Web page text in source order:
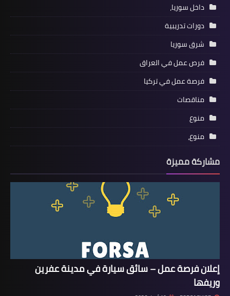
داخل سوريا،
دورات تدريبية
شرق سوريا
فرص عمل في العراق
فرصة عمل في تركيا
مناقصات
منوع
منوع،
مشاركة مميزة
إعلان فرصة عمل – سائق سيارة في مدينة عفرين
وريفها